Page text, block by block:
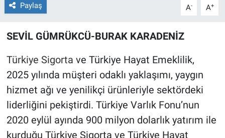
Paylaş A- A+
SEVİL GÜMRÜKCÜ-BURAK KARADENİZ
Türkiye Sigorta ve Türkiye Hayat Emeklilik,
2025 yılında müşteri odaklı yaklaşımı, yaygın
hizmet ağı ve yenilikçi ürünleriyle sektördeki
liderliğini pekiştirdi. Türkiye Varlık Fonu’nun
2020 eylül ayında 900 milyon dolarlık yatırım ile
kurduğu Türkiye Sigorta ve Türkiye Hayat